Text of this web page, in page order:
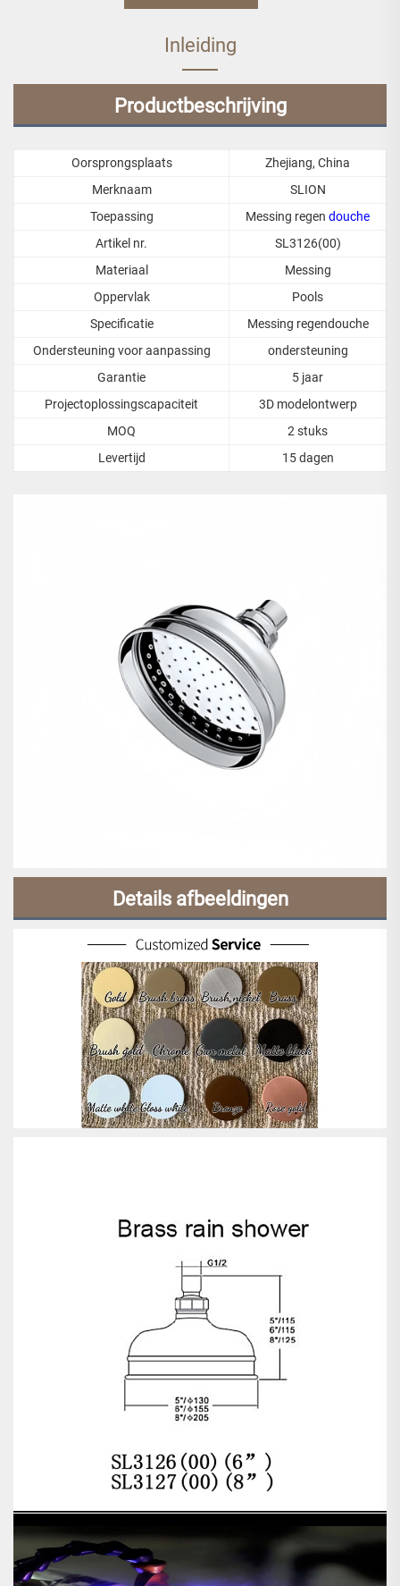
Inleiding
Productbeschrijving
Oorsprongsplaats
Zhejiang, China
Merknaam
SLION
Toepassing
Messing regen douche
Artikel nr.
SL3126(00)
Materiaal
Messing
Oppervlak
Pools
Specificatie
Messing regendouche
Ondersteuning voor aanpassing
ondersteuning
Garantie
5 jaar
Projectoplossingscapaciteit
3D modelontwerp
MOQ
2 stuks
Levertijd
15 dagen
Details afbeeldingen